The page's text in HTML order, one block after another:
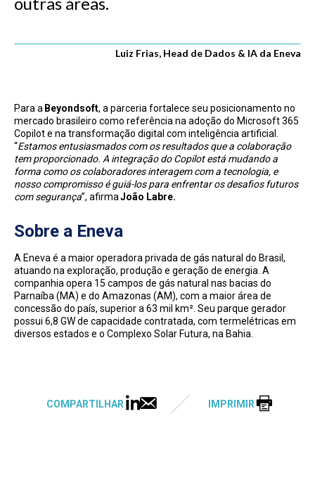
Luiz Frias, Head de Dados & IA da Eneva
Para a Beyondsoft, a parceria fortalece seu posicionamento no
mercado brasileiro como referência na adoção do Microsoft 365
Copilot e na transformação digital com inteligência artificial.
“Estamos entusiasmados com os resultados que a colaboração
tem proporcionado. A integração do Copilot está mudando a
forma como os colaboradores interagem com a tecnologia, e
nosso compromisso é guiá-los para enfrentar os desafios futuros
com segurança”, afirmaJoão Labre.
Sobre a Eneva
A Eneva é a maior operadora privada de gás natural do Brasil,
atuando na exploração, produção e geração de energia. A
companhia opera 15 campos de gás natural nas bacias do
Parnaíba (MA) e do Amazonas (AM), com a maior área de
concessão do país, superior a 63 mil km². Seu parque gerador
possui 6,8 GW de capacidade contratada, com termelétricas em
diversos estados e o Complexo Solar Futura, na Bahia.
COMPARTILHAR IMPRIMIR